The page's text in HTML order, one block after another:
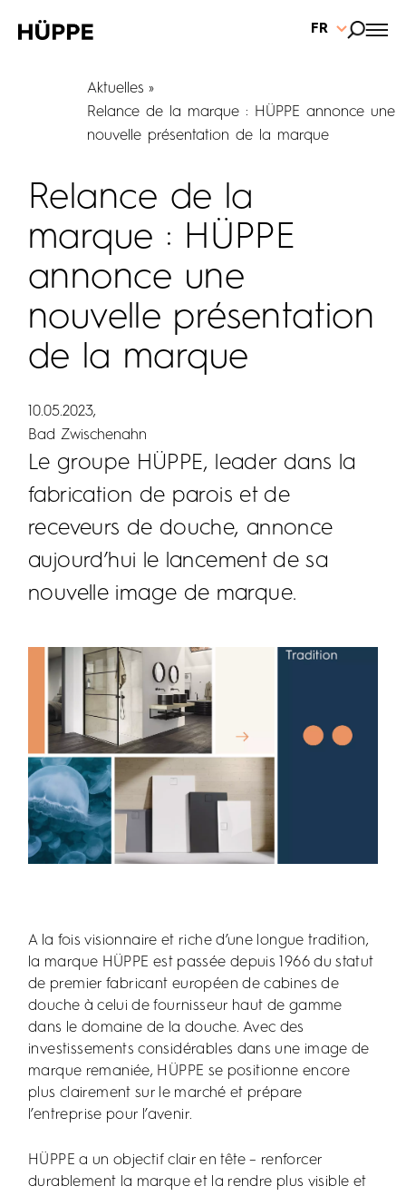
FR
Aktuelles
Relance de la marque : HÜPPE annonce une
nouvelle présentation de la marque
Relance de la
marque : HÜPPE
annonce une
nouvelle présentation
de la marque
10.05.2023
Bad Zwischenahn
Le groupe HÜPPE, leader dans la
fabrication de parois et de
receveurs de douche, annonce
aujourd’hui le lancement de sa
nouvelle image de marque.
A la fois visionnaire et riche d’une longue tradition,
la marque HÜPPE est passée depuis 1966 du statut
de premier fabricant européen de cabines de
douche à celui de fournisseur haut de gamme
dans le domaine de la douche. Avec des
investissements considérables dans une image de
marque remaniée, HÜPPE se positionne encore
plus clairement sur le marché et prépare
l’entreprise pour l’avenir.
HÜPPE a un objectif clair en tête – renforcer
durablement la marque et la rendre plus visible et